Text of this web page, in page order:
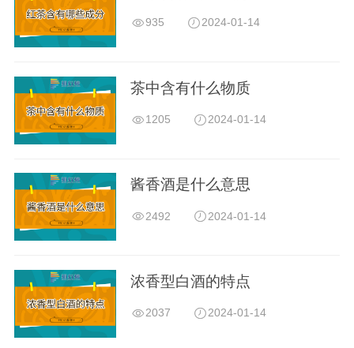
935 2024-01-14
茶中含有什么物质
1205 2024-01-14
酱香酒是什么意思
2492 2024-01-14
浓香型白酒的特点
2037 2024-01-14